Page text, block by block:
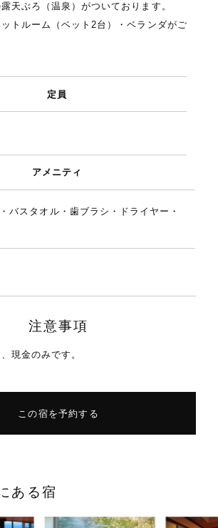
天ぶろ（温泉）がついております。
トルーム（ベット2台）・ベランダがご
定員
アメニティ
バスタオル・歯ブラシ・ドライヤー・
注意事項
現金のみです。
この宿を予約する
ある宿